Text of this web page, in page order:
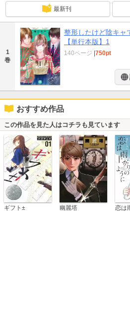
最新刊
1
巻
整形したけど陰キャ
【単行本版】1
140ページ 750pt
おすすめ作品
この作品を見た人はコチラも見ています
ギフト± 幽麗塔